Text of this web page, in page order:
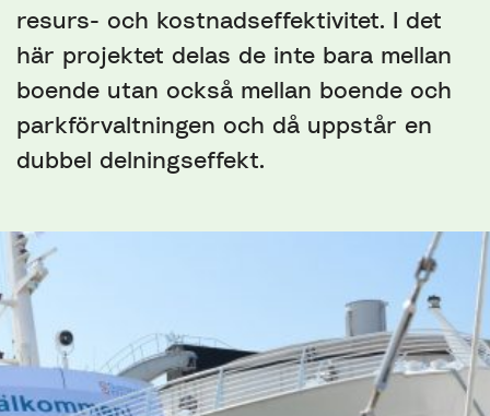
resurs- och kostnadseffektivitet. I det
här projektet delas de inte bara mellan
boende utan också mellan boende och
parkförvaltningen och då uppstår en
dubbel delningseffekt.